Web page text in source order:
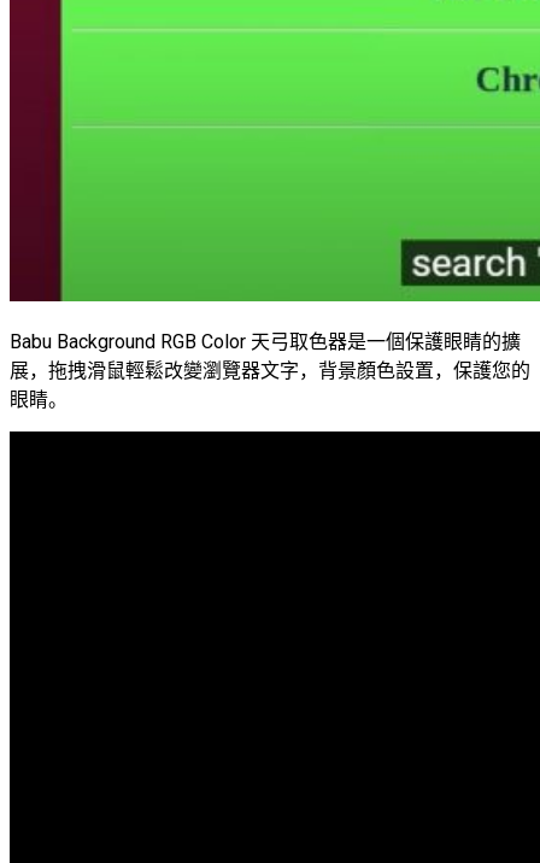
Babu Background RGB Color 天弓取色器是一個保護眼睛的擴
展，拖拽滑鼠輕鬆改變瀏覽器文字，背景顏色設置，保護您的
眼睛。